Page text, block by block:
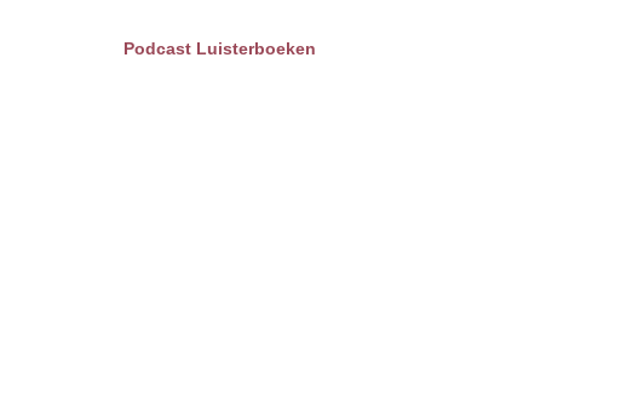
Podcast Luisterboeken